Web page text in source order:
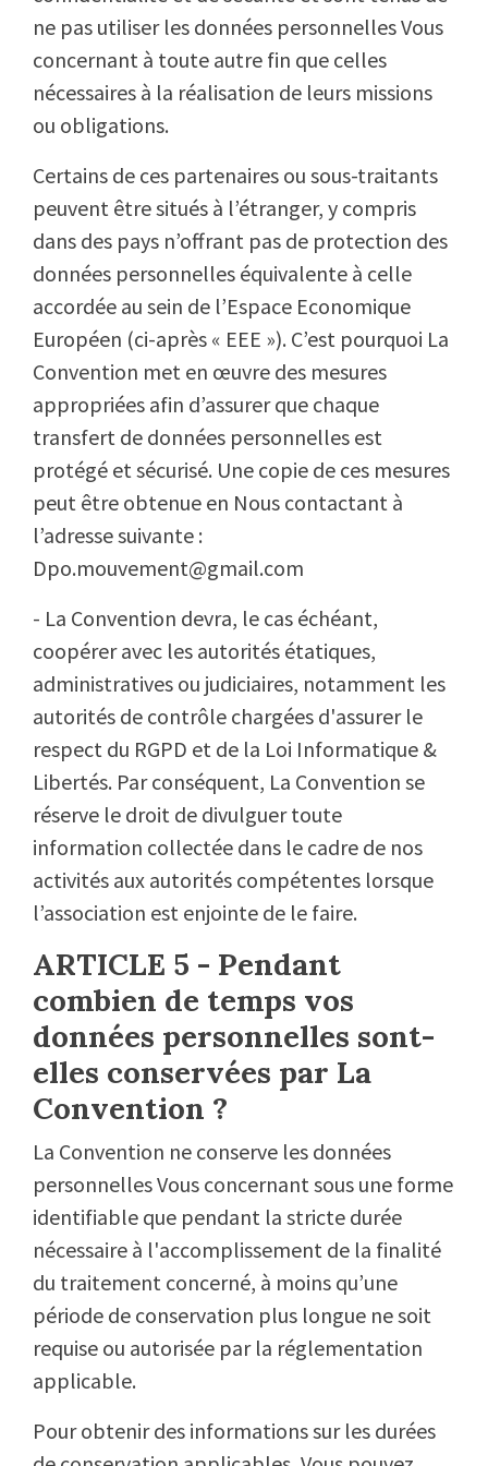
ne pas utiliser les données personnelles Vous
concernant à toute autre fin que celles
nécessaires à la réalisation de leurs missions
ou obligations.
Certains de ces partenaires ou sous-traitants
peuvent être situés à l’étranger, y compris
dans des pays n’offrant pas de protection des
données personnelles équivalente à celle
accordée au sein de l’Espace Economique
Européen (ci-après « EEE »). C’est pourquoi La
Convention met en œuvre des mesures
appropriées afin d’assurer que chaque
transfert de données personnelles est
protégé et sécurisé. Une copie de ces mesures
peut être obtenue en Nous contactant à
l’adresse suivante :
Dpo.mouvement@gmail.com
- La Convention devra, le cas échéant,
coopérer avec les autorités étatiques,
administratives ou judiciaires, notamment les
autorités de contrôle chargées d'assurer le
respect du RGPD et de la Loi Informatique &
Libertés. Par conséquent, La Convention se
réserve le droit de divulguer toute
information collectée dans le cadre de nos
activités aux autorités compétentes lorsque
l’association est enjointe de le faire.
ARTICLE 5 - Pendant
combien de temps vos
données personnelles sont-
elles conservées par La
Convention ?
La Convention ne conserve les données
personnelles Vous concernant sous une forme
identifiable que pendant la stricte durée
nécessaire à l'accomplissement de la finalité
du traitement concerné, à moins qu’une
période de conservation plus longue ne soit
requise ou autorisée par la réglementation
applicable.
Pour obtenir des informations sur les durées